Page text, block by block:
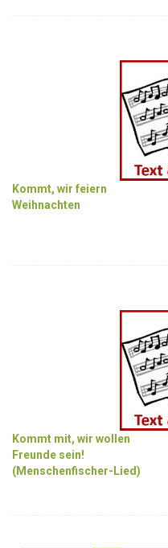
Kommt, wir feiern
Weihnachten
Kommt mit, wir wollen
Freunde sein!
(Menschenfischer-Lied)